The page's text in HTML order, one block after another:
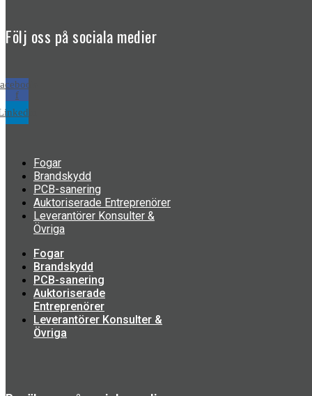
Följ oss på sociala medier
f
Fogar
Brandskydd
PCB-sanering
Auktoriserade Entreprenörer
Leverantörer Konsulter &
Övriga
Fogar
Brandskydd
PCB-sanering
Auktoriserade
Entreprenörer
Leverantörer Konsulter &
Övriga